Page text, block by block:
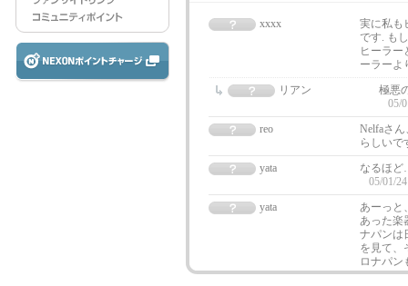
xxxx
実に私も
です. も
ヒーラー
ーラーよ
リアン
極悪
05/
reo
Nelfaさ
らしい
yata
なるほ
05/01/
yata
あーっと
あった楽
ナパンは
を見て、
ロナパ